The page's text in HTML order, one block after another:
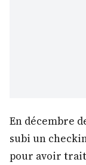
En décembre
subi un
pour avoir